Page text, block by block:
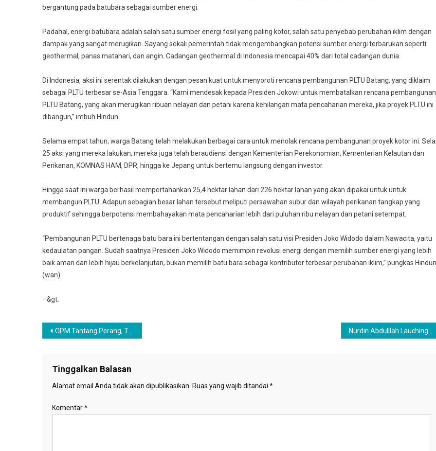
bergantung pada batubara sebagai sumber energi.
Padahal, energi batubara adalah salah satu sumber energi fosil yang paling kotor, salah satu penyebab perubahan iklim dengan
dampak yang sangat merugikan. Sayang sekali pemerintah tidak mengembangkan potensi sumber energi terbarukan seperti
geothermal, panas matahari, dan angin. Cadangan geothermal di Indonesia mencapai 40% dari total cadangan dunia.
Di Indonesia, aksi ini serentak dilakukan dengan pesan kuat untuk menyoroti rencana pembangunan PLTU Batang, yang diklaim
sebagai PLTU terbesar se-Asia Tenggara. “Kami mendesak kepada Presiden Jokowi untuk membatalkan rencana pembangunan
PLTU Batang, yang akan merugikan ribuan nelayan dan petani karena kehilangan mata pencaharian mereka, jika proyek PLTU ini
dibangun,” imbuh Hindun.
Selama empat tahun, warga Batang telah melakukan berbagai cara untuk menolak rencana pembangunan proyek kotor ini.
25 aksi yang mereka lakukan, mereka juga telah beraudiensi dengan Kementerian Perekonomian, Kementerian Kelautan dan
Perikanan, KOMNAS HAM, DPR, hingga ke Jepang untuk bertemu langsung dengan investor.
Hingga saat ini warga berhasil mempertahankan 25,4 hektar lahan dari 226 hektar lahan yang akan dipakai untuk untuk
membangun PLTU. Adapun sebagian besar lahan tersebut meliputi persawahan subur dan wilayah perikanan tangkap yang
produktif sehingga berpotensi membahayakan mata pencaharian lebih dari puluhan ribu nelayan dan petani setempat.
“Pembangunan PLTU bertenaga batu bara ini bertentangan dengan salah satu visi Presiden Joko Widodo dalam Nawacita, yaitu
kedaulatan pangan. Sudah saatnya Presiden Joko Widodo memimpin revolusi energi dengan memilih sumber energi yang lebih
baik aman dan lebih hijau berkelanjutan, bukan memilih batu bara sebagai kontributor terbesar perubahan iklim,” pungkas
(wan)
–&gt;
Navigasi
OPM Tantang Perang, TNI Diimbau Tidak Terpancing Nurdin Abdulllah Lauching Social Media SEe Forest
Tinggalkan Balasan
Alamat email Anda tidak akan dipublikasikan. Ruas yang wajib ditandai *
Komentar*